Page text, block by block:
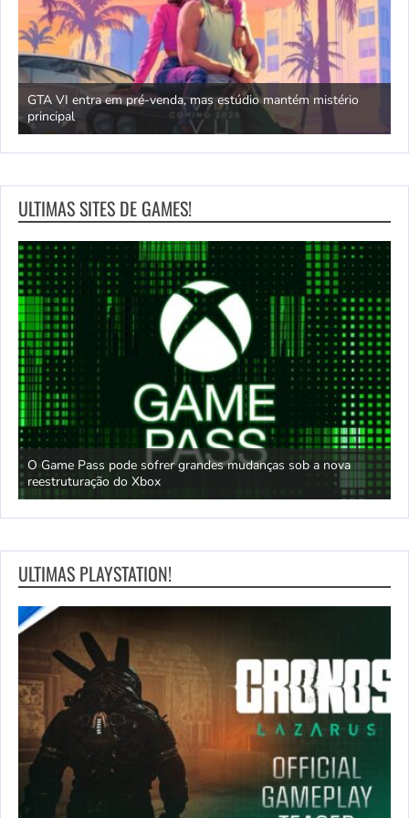
GTA VI entra em pré-venda, mas estúdio mantém mistério
principal
ULTIMAS SITES DE GAMES!
O Game Pass pode sofrer grandes mudanças sob a nova
reestruturação do Xbox
ULTIMAS PLAYSTATION!